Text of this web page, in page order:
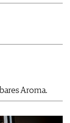
Aroma.